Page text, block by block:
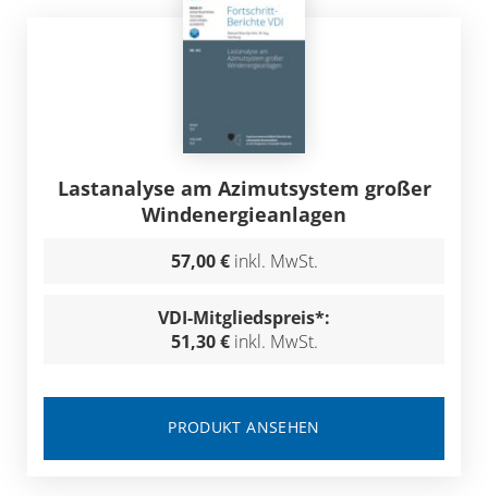
Lastanalyse am Azimutsystem großer
Windenergieanlagen
57,00 € inkl. MwSt.
VDI-Mitgliedspreis*:
51,30 € inkl. MwSt.
PRODUKT ANSEHEN